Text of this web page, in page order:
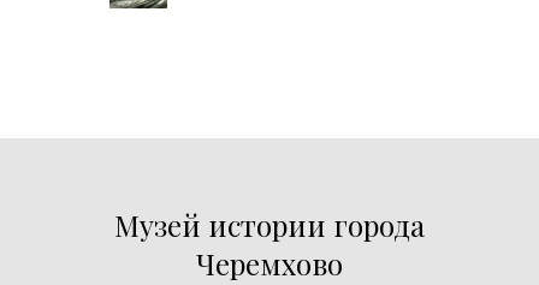
Музей истории города
Черемхово